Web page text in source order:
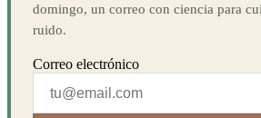
domingo, un correo con ciencia para
ruido.
Correo electrónico